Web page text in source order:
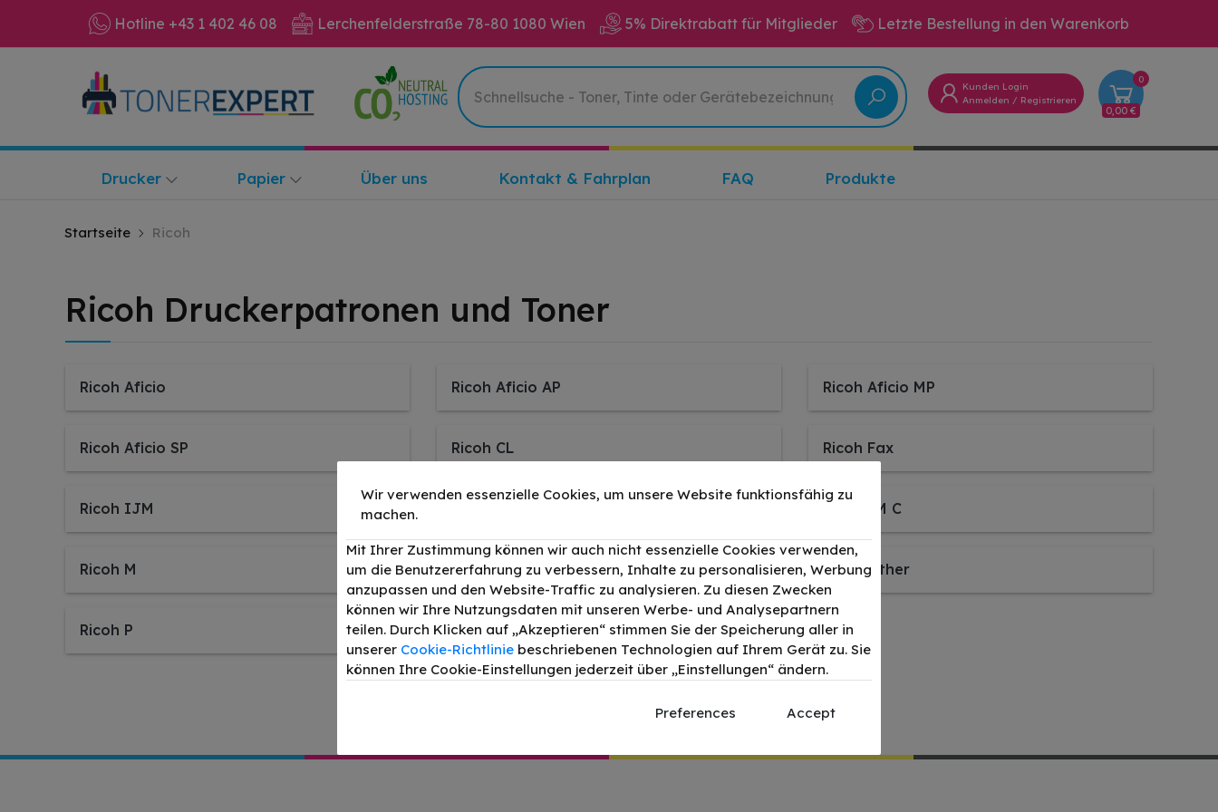
Hotline +43 1 402 46 08 Lerchenfelderstraße 78-80 1080 Wien 5% Direktrabatt für Mitglieder Letzte Bestellung in den Warenkorb
Kunden Login
Anmelden / Registrieren
0
0,00 €
Drucker Papier Über uns Kontakt & Fahrplan FAQ Produkte
Startseite Ricoh
Ricoh Druckerpatronen und Toner
Ricoh Aficio Ricoh Aficio AP Ricoh Aficio MP
Ricoh Aficio SP Ricoh CL Ricoh Fax
Ricoh IJM Ricoh IM C
Ricoh M Ricoh MP Ricoh Other
Ricoh P Ricoh SP
Wir verwenden essenzielle Cookies, um unsere Website funktionsfähig zu
machen.
Mit Ihrer Zustimmung können wir auch nicht essenzielle Cookies verwenden,
um die Benutzererfahrung zu verbessern, Inhalte zu personalisieren, Werbung
anzupassen und den Website-Traffic zu analysieren. Zu diesen Zwecken
können wir Ihre Nutzungsdaten mit unseren Werbe- und Analysepartnern
teilen. Durch Klicken auf „Akzeptieren“ stimmen Sie der Speicherung aller in
unserer Cookie-Richtlinie beschriebenen Technologien auf Ihrem Gerät zu. Sie
können Ihre Cookie-Einstellungen jederzeit über „Einstellungen“ ändern.
Preferences Accept